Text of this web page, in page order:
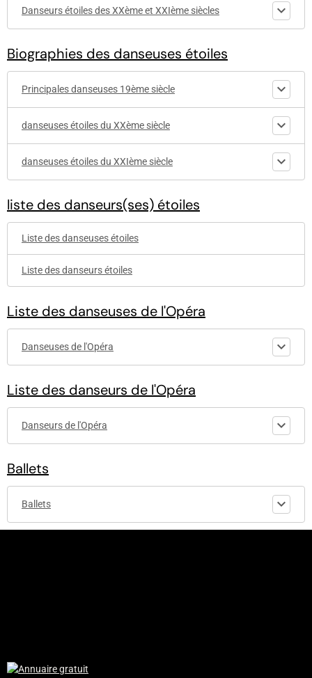
Danseurs étoiles des XXème et XXIème siècles
Biographies des danseuses étoiles
Principales danseuses 19ème siècle
danseuses étoiles du XXème siècle
danseuses étoiles du XXIème siècle
liste des danseurs(ses) étoiles
Liste des danseuses étoiles
Liste des danseurs étoiles
Liste des danseuses de l'Opéra
Danseuses de l'Opéra
Liste des danseurs de l'Opéra
Danseurs de l'Opéra
Ballets
Ballets